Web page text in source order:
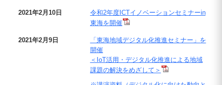
2021年2月10日
令和2年度ICTイノベーションセミナーin
東海を開催
2021年2月9日
「東海地域デジタル化推進セミナー」を
開催
＜IoT活用・デジタル化推進による地域
課題の解決をめざして＞